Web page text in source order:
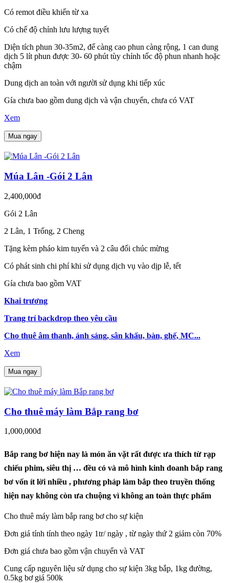
Có remot điều khiển từ xa
Có chế độ chỉnh lưu lượng tuyết
Diện tích phun 30-35m2, để càng cao phun càng rộng, 1 can dung
dịch 5 lít phun được 30- 60 phút tùy chỉnh tốc độ phun nhanh hoặc
chậm
Dung dịch an toàn với người sử dụng khi tiếp xúc
Gía chưa bao gồm dung dịch và vận chuyển, chưa có VAT
Xem
Mua ngay
Múa Lân -Gói 2 Lân
2,400,000đ
Gói 2 Lân
2 Lân, 1 Trống, 2 Cheng
Tặng kèm pháo kim tuyến và 2 câu đối chúc mừng
Có phát sinh chi phí khi sử dụng dịch vụ vào dịp lễ, tết
Gía chưa bao gồm VAT
Khai trương
Trang trí backdrop theo yêu cầu
Cho thuê âm thanh, ánh sáng, sân khấu, bàn, ghế, MC...
Xem
Mua ngay
Cho thuê máy làm Bắp rang bơ
1,000,000đ
Bắp rang bơ hiện nay là món ăn vặt rất được ưa thích từ rạp
chiếu phim, siêu thị … đều có và mô hình kinh doanh bắp rang
bơ vốn ít lời nhiều , phương pháp làm bắp theo truyền thống
hiện nay không còn ưa chuộng vì không an toàn thực phẩm
Cho thuê máy làm bắp rang bơ cho sự kiện
Đơn giá tính tính theo ngày 1tr/ ngày , từ ngày thứ 2 giảm còn 70%
Đơn giá chưa bao gồm vận chuyển và VAT
Cung cấp nguyên liệu sử dụng cho sự kiện 3kg bắp, 1kg đường,
0.5kg bơ giá 500k